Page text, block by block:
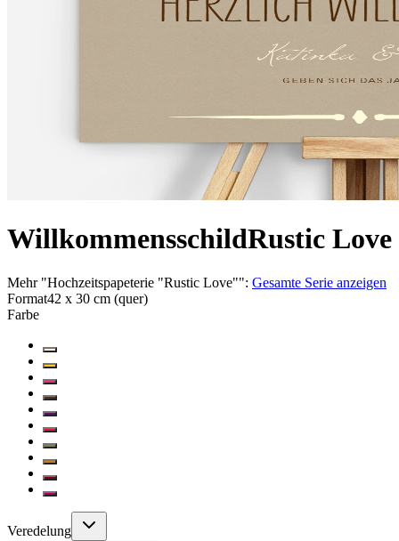
WillkommensschildRustic Love
Mehr"Hochzeitspapeterie "Rustic Love"": Gesamte Serie anzeigen
Format42 x 30 cm (quer)
Farbe
Veredelung